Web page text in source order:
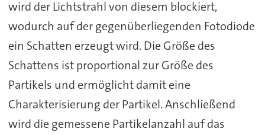
wird der Lichtstrahl von diesem blockiert,
wodurch auf der gegenüberliegenden Fotodiode
ein Schatten erzeugt wird. Die Größe des
Schattens ist proportional zur Größe des
Partikels und ermöglicht damit eine
Charakterisierung der Partikel. Anschließend
wird die gemessene Partikelanzahl auf das